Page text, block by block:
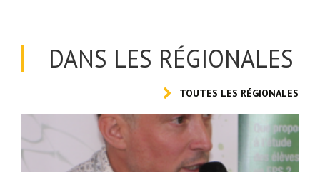
DANS LES RÉGIONALES
TOUTES LES RÉGIONALES